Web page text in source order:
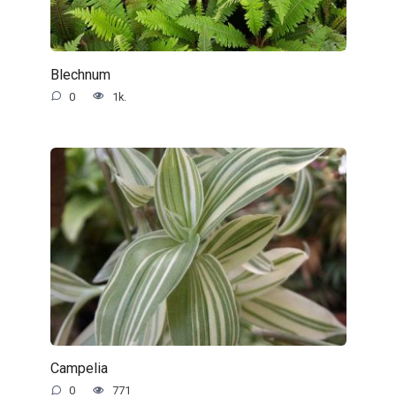
Blechnum
0 1k.
Campelia
0 771